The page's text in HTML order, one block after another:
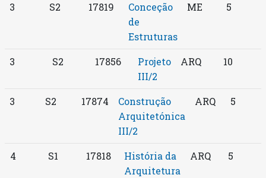
3 S2 17819
Conceção
de
Estruturas
ME 5
3 S2 17856
Projeto
III/2
ARQ 10
3 S2 17874
Construção
Arquitetónica
III/2
ARQ 5
4 S1 17818
História da
Arquitetura
ARQ 5